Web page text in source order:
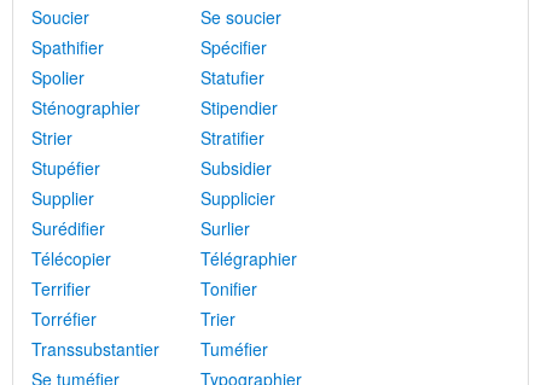
Soucier
Se soucier
Spathifier
Spécifier
Spolier
Statufier
Sténographier
Stipendier
Strier
Stratifier
Stupéfier
Subsidier
Supplier
Supplicier
Surédifier
Surlier
Télécopier
Télégraphier
Terrifier
Tonifier
Torréfier
Trier
Transsubstantier
Tuméfier
Se tuméfier
Typographier